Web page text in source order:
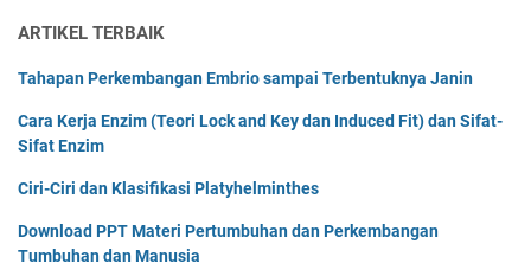
ARTIKEL TERBAIK
Tahapan Perkembangan Embrio sampai Terbentuknya Janin
Cara Kerja Enzim (Teori Lock and Key dan Induced Fit) dan Sifat-
Sifat Enzim
Ciri-Ciri dan Klasifikasi Platyhelminthes
Download PPT Materi Pertumbuhan dan Perkembangan
Tumbuhan dan Manusia